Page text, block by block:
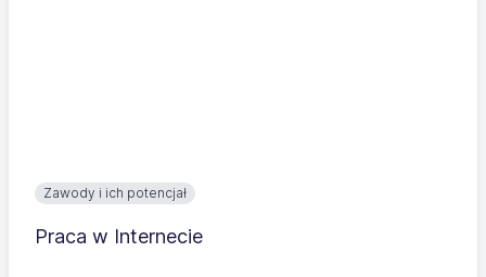
Zawody i ich potencjał
Praca w Internecie